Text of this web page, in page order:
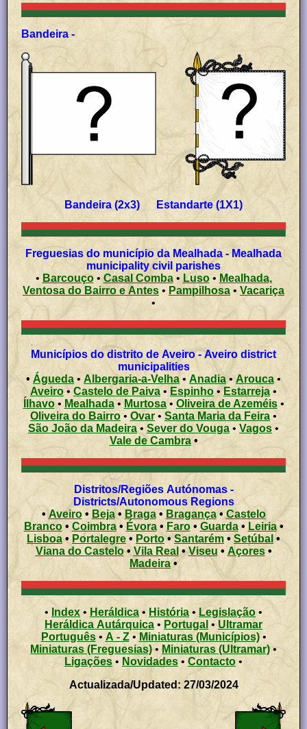
Bandeira -
Bandeira (2x3) Estandarte (1X1)
Freguesias do município da Mealhada - Mealhada
municipality civil parishes
• Barcouço• Casal Comba• Luso• Mealhada,
Ventosa do Bairro e Antes • Pampilhosa • Vacariça
•
Municípios do distrito de Aveiro - Aveiro district
municipalities
• Águeda • Albergaria-a-Velha • Anadia•Arouca •
Aveiro• Castelo de Paiva • Espinho•Estarreja •
Ílhavo• Mealhada•Murtosa• Oliveira de Azeméis•
Oliveira do Bairro • Ovar • Santa Maria da Feira •
São João da Madeira • Sever do Vouga • Vagos•
Vale de Cambra •
Distritos/Regiões Autónomas -
Districts/Autonomous Regions
•Aveiro• Beja• Braga• Bragança•Castelo
Branco• Coimbra• Évora• Faro• Guarda• Leiria•
Lisboa• Portalegre • Porto •Santarém • Setúbal •
Viana do Castelo• Vila Real •Viseu • Açores •
Madeira •
• Index • Heráldica • História • Legislação •
Heráldica Autárquica • Portugal •Ultramar
Português• A - Z•Miniaturas (Municípios)•
Miniaturas (Freguesias)• Miniaturas (Ultramar)•
Ligações • Novidades • Contacto •
Actualizada/Updated: 27/03/2024